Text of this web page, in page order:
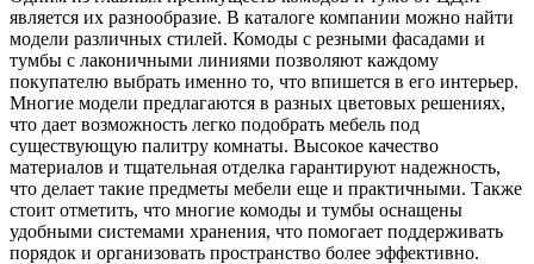
является их разнообразие. В каталоге компании можно найти
модели различных стилей. Комоды с резными фасадами и
тумбы с лаконичными линиями позволяют каждому
покупателю выбрать именно то, что впишется в его интерьер.
Многие модели предлагаются в разных цветовых решениях,
что дает возможность легко подобрать мебель под
существующую палитру комнаты. Высокое качество
материалов и тщательная отделка гарантируют надежность,
что делает такие предметы мебели еще и практичными. Также
стоит отметить, что многие комоды и тумбы оснащены
удобными системами хранения, что помогает поддерживать
порядок и организовать пространство более эффективно.